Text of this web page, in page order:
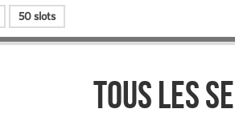
50 slots
Tous les